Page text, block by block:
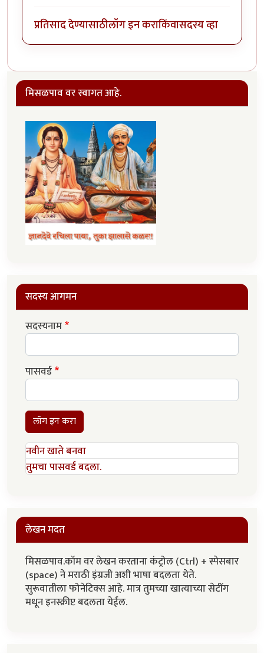
प्रतिसाद देण्यासाठीलॉग इन कराकिंवासदस्य व्हा
मिसळपाव वर स्वागत आहे.
सदस्य आगमन
सदस्यनाम
पासवर्ड
लॉग इन करा
नवीन खाते बनवा
तुमचा पासवर्ड बदला.
लेखन मदत
मिसळपाव.कॉम वर लेखन करताना कंट्रोल (Ctrl) + स्पेसबार
(space) ने मराठी इंग्रजी अशी भाषा बदलता येते.
सुरूवातीला फोनेटिक्स आहे. मात्र तुमच्या खात्याच्या सेटींग
मधून इनस्क्रीप्ट बदलता येईल.